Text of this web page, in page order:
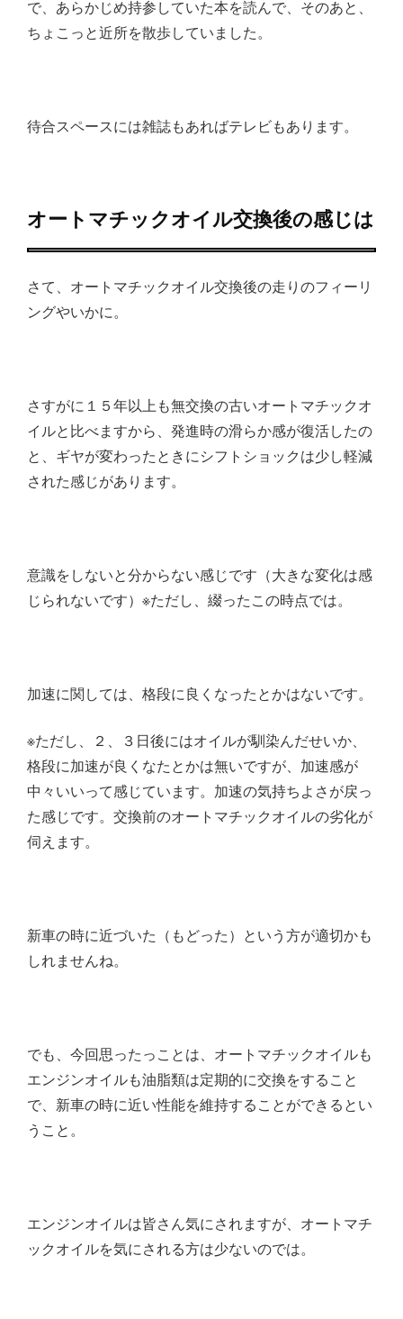
で、あらかじめ持参していた本を読んで、そのあと、
ちょこっと近所を散歩していました。
待合スペースには雑誌もあればテレビもあります。
オートマチックオイル交換後の感じは
さて、オートマチックオイル交換後の走りのフィーリ
ングやいかに。
さすがに１５年以上も無交換の古いオートマチックオ
イルと比べますから、発進時の滑らか感が復活したの
と、ギヤが変わったときにシフトショックは少し軽減
された感じがあります。
意識をしないと分からない感じです（大きな変化は感
じられないです）※ただし、綴ったこの時点では。
加速に関しては、格段に良くなったとかはないです。
※ただし、２、３日後にはオイルが馴染んだせいか、
格段に加速が良くなたとかは無いですが、加速感が
中々いいって感じています。加速の気持ちよさが戻っ
た感じです。交換前のオートマチックオイルの劣化が
伺えます。
新車の時に近づいた（もどった）という方が適切かも
しれませんね。
でも、今回思ったっことは、オートマチックオイルも
エンジンオイルも油脂類は定期的に交換をすること
で、新車の時に近い性能を維持することができるとい
うこと。
エンジンオイルは皆さん気にされますが、オートマチ
ックオイルを気にされる方は少ないのでは。